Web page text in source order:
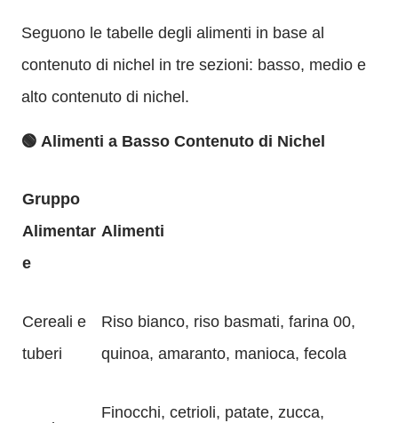
Seguono le tabelle degli alimenti in base al
contenuto di nichel in tre sezioni: basso, medio e
alto contenuto di nichel.
🟢 Alimenti a Basso Contenuto di Nichel
Gruppo
Alimentar
e
Alimenti
Cereali e
tuberi
Riso bianco, riso basmati, farina 00,
quinoa, amaranto, manioca, fecola
Finocchi, cetrioli, patate, zucca,